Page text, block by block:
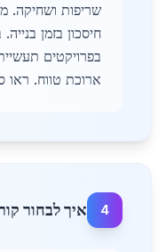
שריפות ושחיקה.
בפרויקטים
ארוכת טווח. ראו סוגי
4 איך לבחור